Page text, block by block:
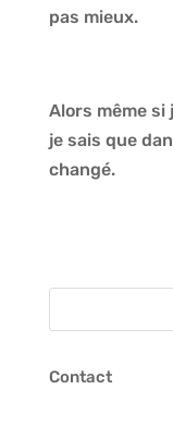
pas mieux.
Alors même si
je sais que
changé.
Contact